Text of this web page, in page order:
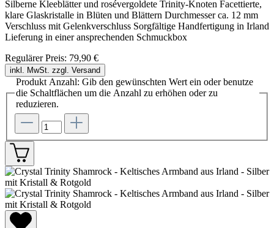
Silberne Kleeblätter und rosévergoldete Trinity-Knoten Facettierte,
klare Glaskristalle in Blüten und Blättern Durchmesser ca. 12 mm
Verschluss mit Gelenkverschluss Sorgfältige Handfertigung in Irland
Lieferung in einer ansprechenden Schmuckbox
Regulärer Preis: 79,90 €
inkl. MwSt. zzgl. Versand
Produkt Anzahl: Gib den gewünschten Wert ein oder benutze
die Schaltflächen um die Anzahl zu erhöhen oder zu
reduzieren.